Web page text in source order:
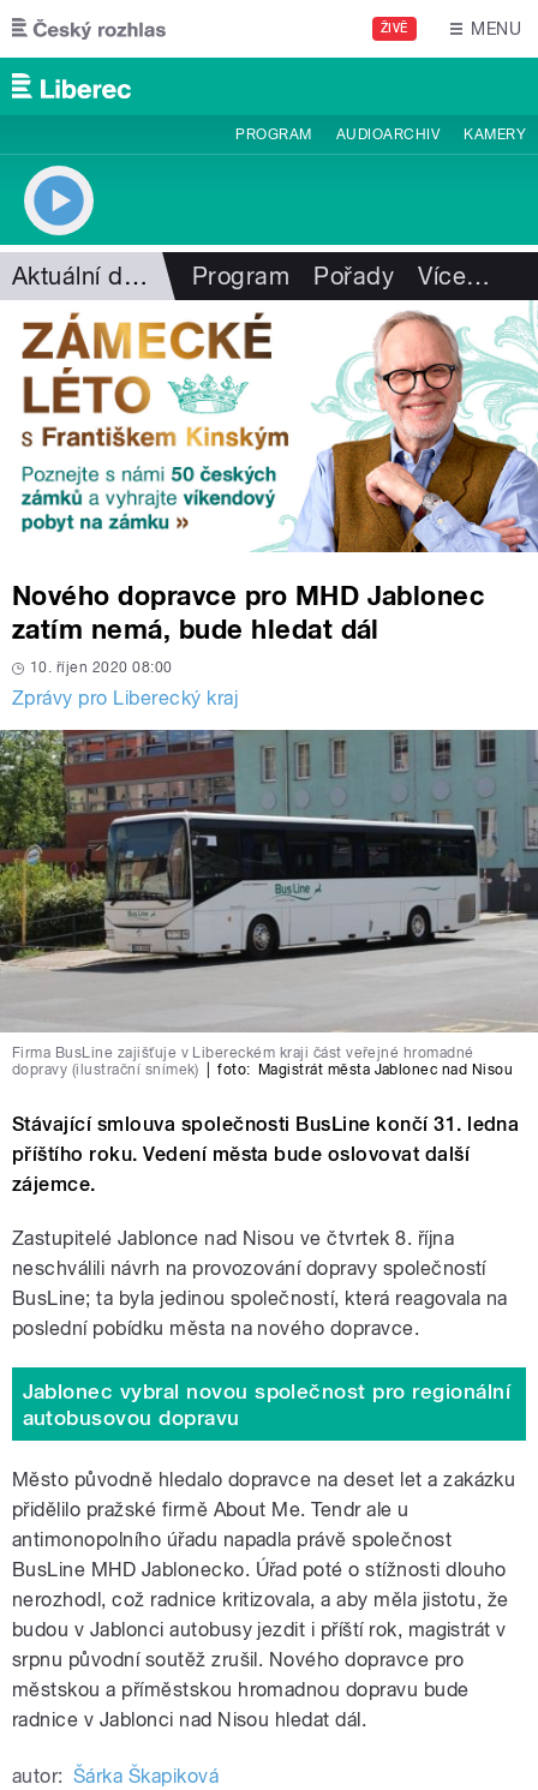
Přejít k hlavnímu obsahu
ŽIVĚ MENU
PROGRAM AUDIOARCHIV KAMERY
Aktuální dění Program Pořady Více…
Nového dopravce pro MHD Jablonec
zatím nemá, bude hledat dál
10. říjen 2020 08:00
Zprávy pro Liberecký kraj
Firma BusLine zajišťuje v Libereckém kraji část veřejné hromadné
dopravy (ilustrační snímek)
foto: Magistrát města Jablonec nad Nisou
Stávající smlouva společnosti BusLine končí 31. ledna
příštího roku. Vedení města bude oslovovat další
zájemce.
Zastupitelé Jablonce nad Nisou ve čtvrtek 8. října
neschválili návrh na provozování dopravy společností
BusLine; ta byla jedinou společností, která reagovala na
poslední pobídku města na nového dopravce.
Jablonec vybral novou společnost pro regionální
autobusovou dopravu
Město původně hledalo dopravce na deset let a zakázku
přidělilo pražské firmě About Me. Tendr ale u
antimonopolního úřadu napadla právě společnost
BusLine MHD Jablonecko. Úřad poté o stížnosti dlouho
nerozhodl, což radnice kritizovala, a aby měla jistotu, že
budou v Jablonci autobusy jezdit i příští rok, magistrát v
srpnu původní soutěž zrušil. Nového dopravce pro
městskou a příměstskou hromadnou dopravu bude
radnice v Jablonci nad Nisou hledat dál.
autor: Šárka Škapiková